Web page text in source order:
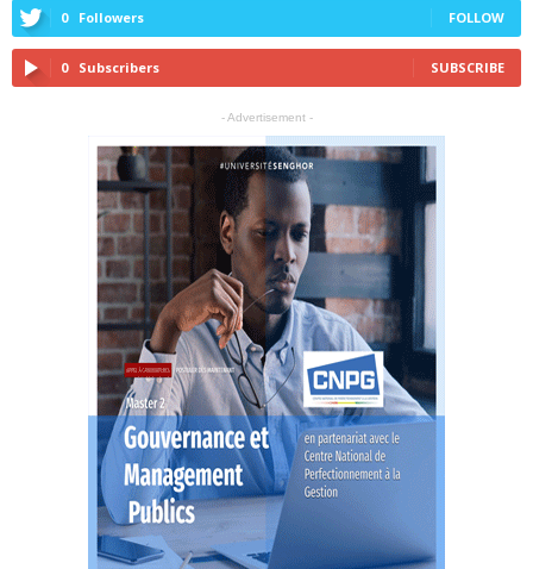
0 Followers FOLLOW
0 Subscribers SUBSCRIBE
- Advertisement -